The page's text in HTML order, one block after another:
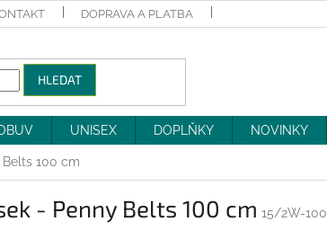
DOPRAVA A PLATBA
HLEDAT
UNISEX DOPLŇKY NOVINKY
100 cm
- Penny Belts 100 cm 15/2W-100